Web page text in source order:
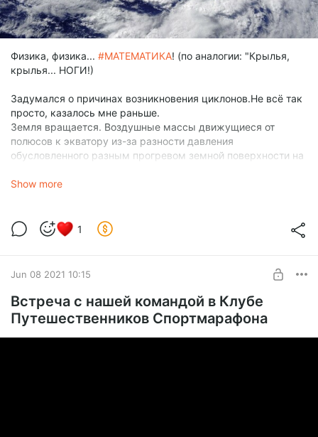
Физика, физика... #МАТЕМАТИКА! (по аналогии: "Крылья,
крылья... НОГИ!)
Задумался о причинах возникновения циклонов.Не всё так
просто, казалось мне раньше.
Земля вращается. Воздушные массы движущиеся от
полюсов к экватору из-за разности давления
обусловленного разным прогревом земной поверхности на
Кориолиса (инерции).К ним добавляется трение воздуха о
и электромагнитная индукция просто не оставляют шансов
не закручиваться вихрям...
Show more
1
Jun 08 2021 10:15
Встреча с нашей командой в Клубе
Путешественников Спортмарафона